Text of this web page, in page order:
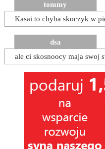
tommy
Kasai to chyba skoczyk w
dsa
ale ci skosnoocy maja swoj